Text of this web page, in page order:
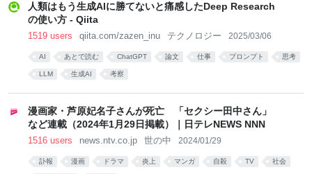
人類はもう生成AIに勝てないと痛感したDeep Research
の使い方 - Qiita
1519 users qiita.com/zazen_inu テクノロジー 2025/03/06
AI あとで読む ChatGPT 論文 仕事 プロンプト 思考
LLM 生成AI 考察
漫画家・芦原妃名子さんが死亡 「セクシー田中さん」
など連載（2024年1月29日掲載）｜日テレNEWS NNN
1516 users news.ntv.co.jp 世の中 2024/01/29
訃報 漫画 ドラマ 炎上 マンガ 自殺 TV 社会